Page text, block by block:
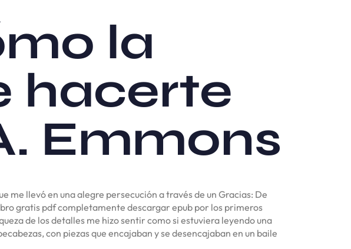
la
hacerte
Emmons
llevó en una alegre persecución a través de un Gracias: De
gratis pdf completamente descargar epub por los primeros
de los detalles me hizo sentir como si estuviera leyendo una
con piezas que encajaban y se desencajaban en un baile